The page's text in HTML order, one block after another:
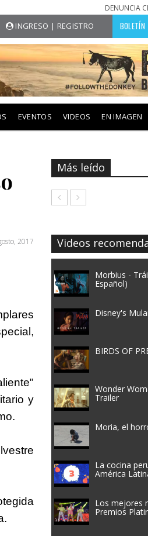
DENUNCIA
INGRESO | REGISTRO BOLETÍN
EVENTOS VIDEOS EN IMAGEN
2017
y
Más leído
Videos
Morbius -
Español)
Disney's
BIRDS OF
Wonder
Trailer
Moria, el
La cocina
América
Los mejores
Premios